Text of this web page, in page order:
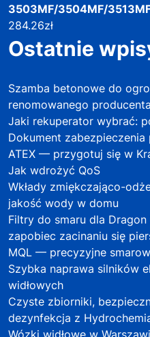
3503MF/3504MF/
284.26zł
Ostatnie
Szamba betonowe do
renomowanego producenta
Jaki rekuperator wybrać:
Dokument
ATEX — przygotuj się w
Jak wdrożyć QoS
Wkłady zmiękczająco-
jakość wody w domu
Filtry do smaru dla
zapobiec zacinaniu się
MQL — precyzyjne
Szybka naprawa silników
widłowych
Czyste zbiorniki,
dezynfekcja z
Wózki widłowe w